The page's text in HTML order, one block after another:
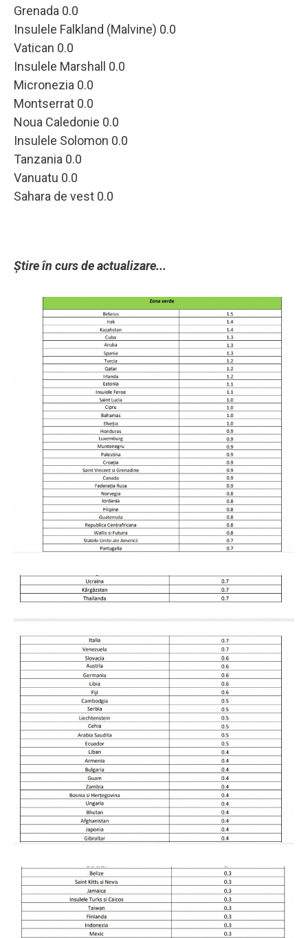
Grenada 0.0
Insulele Falkland (Malvine) 0.0
Vatican 0.0
Insulele Marshall 0.0
Micronezia 0.0
Montserrat 0.0
Noua Caledonie 0.0
Insulele Solomon 0.0
Tanzania 0.0
Vanuatu 0.0
Sahara de vest 0.0
Știre în curs de actualizare...